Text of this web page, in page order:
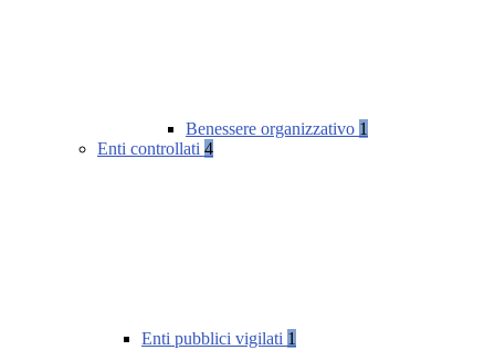
Benessere organizzativo 1
Enti controllati 4
Enti pubblici vigilati 1